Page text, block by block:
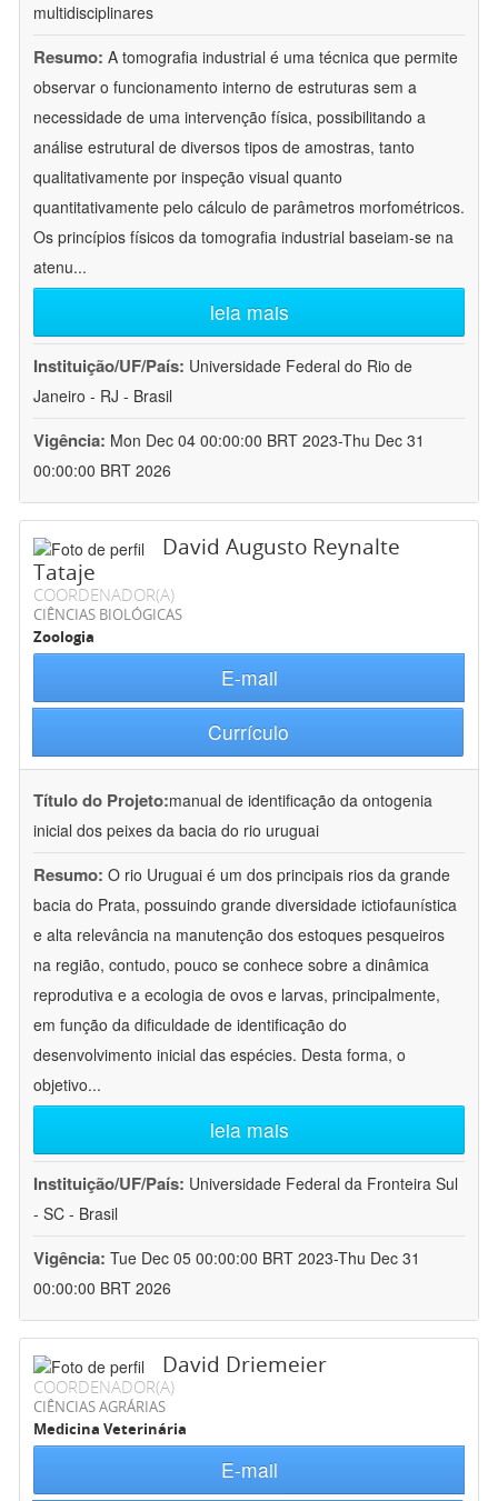
multidisciplinares
Resumo: A tomografia industrial é uma técnica que permite
observar o funcionamento interno de estruturas sem a
necessidade de uma intervenção física, possibilitando a
análise estrutural de diversos tipos de amostras, tanto
qualitativamente por inspeção visual quanto
quantitativamente pelo cálculo de parâmetros morfométricos.
Os princípios físicos da tomografia industrial baseiam-se na
atenu...
leia mais
Instituição/UF/País: Universidade Federal do Rio de
Janeiro - RJ - Brasil
Vigência: Mon Dec 04 00:00:00 BRT 2023-Thu Dec 31
00:00:00 BRT 2026
David Augusto Reynalte
Tataje
COORDENADOR(A)
CIÊNCIAS BIOLÓGICAS
Zoologia
E-mail
Currículo
Título do Projeto:manual de identificação da ontogenia
inicial dos peixes da bacia do rio uruguai
Resumo: O rio Uruguai é um dos principais rios da grande
bacia do Prata, possuindo grande diversidade ictiofaunística
e alta relevância na manutenção dos estoques pesqueiros
na região, contudo, pouco se conhece sobre a dinâmica
reprodutiva e a ecologia de ovos e larvas, principalmente,
em função da dificuldade de identificação do
desenvolvimento inicial das espécies. Desta forma, o
objetivo...
leia mais
Instituição/UF/País: Universidade Federal da Fronteira Sul
- SC - Brasil
Vigência: Tue Dec 05 00:00:00 BRT 2023-Thu Dec 31
00:00:00 BRT 2026
David Driemeier
COORDENADOR(A)
CIÊNCIAS AGRÁRIAS
Medicina Veterinária
E-mail